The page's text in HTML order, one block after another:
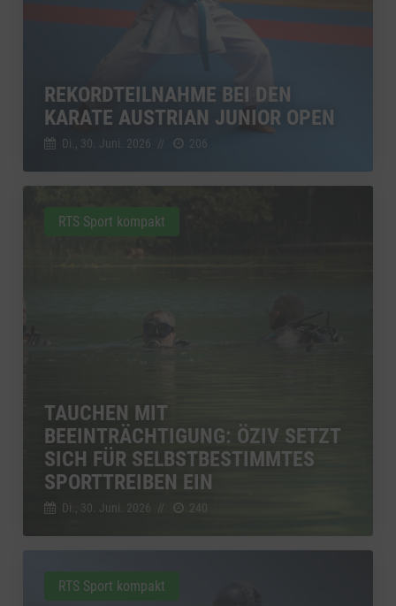
REKORDTEILNAHME BEI DEN
KARATE AUSTRIAN JUNIOR OPEN
Di., 30. Juni. 2026 // 206
TAUCHEN MIT
BEEINTRÄCHTIGUNG: ÖZIV SETZT
SICH FÜR SELBSTBESTIMMTES
SPORTTREIBEN EIN
Di., 30. Juni. 2026 // 240
RTS Sport kompakt
RTS Sport kompakt